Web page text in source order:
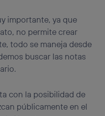
importante, ya que
no permite crear
todo se maneja desde
buscar las notas
con la posibilidad de
públicamente en el